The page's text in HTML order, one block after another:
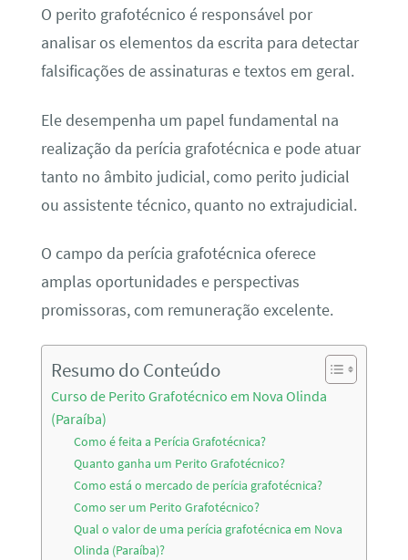
O perito grafotécnico é responsável por
analisar os elementos da escrita para detectar
falsificações de assinaturas e textos em geral.
Ele desempenha um papel fundamental na
realização da perícia grafotécnica e pode atuar
tanto no âmbito judicial, como perito judicial
ou assistente técnico, quanto no extrajudicial.
O campo da perícia grafotécnica oferece
amplas oportunidades e perspectivas
promissoras, com remuneração excelente.
Resumo do Conteúdo
Curso de Perito Grafotécnico em Nova Olinda
(Paraíba)
Como é feita a Perícia Grafotécnica?
Quanto ganha um Perito Grafotécnico?
Como está o mercado de perícia grafotécnica?
Como ser um Perito Grafotécnico?
Qual o valor de uma perícia grafotécnica em Nova
Olinda (Paraíba)?